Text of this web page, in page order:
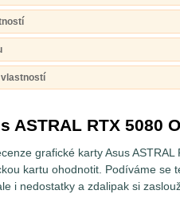
vlastností
ASTRAL RTX 5080
grafické karty Asus
kartu ohodnotit. Podíváme se
i nedostatky a zdalipak si